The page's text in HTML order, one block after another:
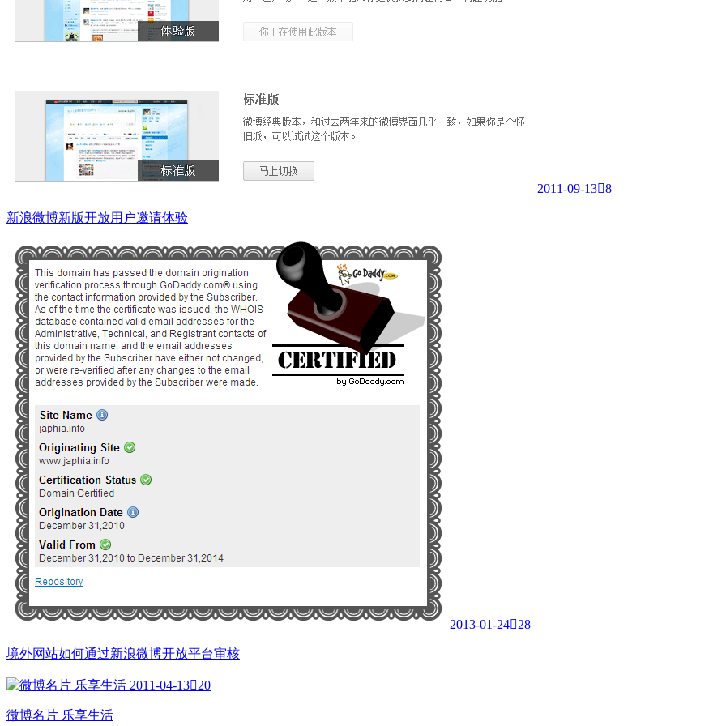
2011-09-138
新浪微博新版开放用户邀请体验
2013-01-2428
境外网站如何通过新浪微博开放平台审核
2011-04-1320
微博名片 乐享生活